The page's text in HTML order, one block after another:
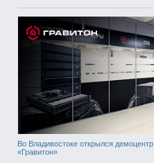
Во Владивостоке открылся демоцентр
«Гравитон»